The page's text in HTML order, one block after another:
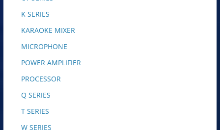
K SERIES
KARAOKE MIXER
MICROPHONE
POWER AMPLIFIER
PROCESSOR
Q SERIES
T SERIES
W SERIES